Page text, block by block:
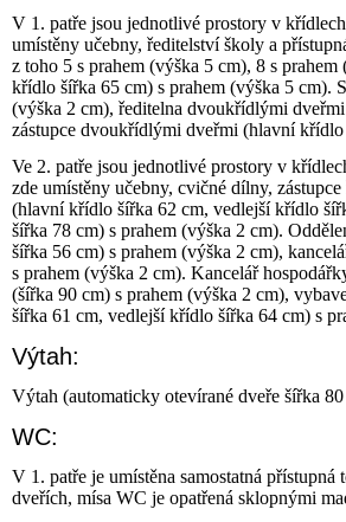
V 1. patře jsou jednotlivé prostory v
umístěny učebny, ředitelství školy a
z toho 5 s prahem (výška 5 cm), 8 s
křídlo šířka 65 cm) s prahem (výška 5 cm).
(výška 2 cm), ředitelna dvoukřídlými
zástupce dvoukřídlými dveřmi (hlavní
Ve 2. patře jsou jednotlivé prostory v
zde umístěny učebny, cvičné dílny,
(hlavní křídlo šířka 62 cm, vedlejší křídlo
šířka 78 cm) s prahem (výška 2 cm).
šířka 56 cm) s prahem (výška 2 cm),
s prahem (výška 2 cm). Kancelář
(šířka 90 cm) s prahem (výška 2 cm),
šířka 61 cm, vedlejší křídlo šířka 64 cm) s
Výtah:
Výtah (automaticky otevírané dveře šířka
WC:
V 1. patře je umístěna samostatná
dveřích, mísa WC je opatřená sklopnými